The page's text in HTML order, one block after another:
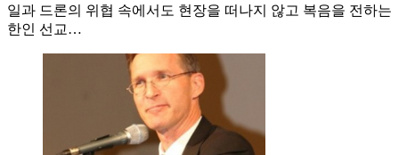
일과 드론의 위협 속에서도 현장을 떠나지 않고 복음을 전하는
한인 선교…